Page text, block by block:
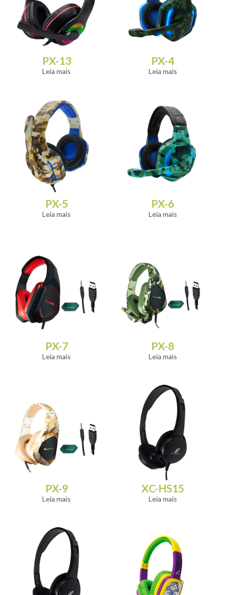
PX-13
Leia mais
PX-4
Leia mais
PX-5
Leia mais
PX-6
Leia mais
PX-7
Leia mais
PX-8
Leia mais
PX-9
Leia mais
XC-HS15
Leia mais